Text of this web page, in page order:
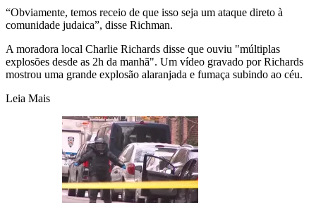
“Obviamente, temos receio de que isso seja um ataque direto à
comunidade judaica”, disse Richman.
A moradora local Charlie Richards disse que ouviu "múltiplas
explosões desde as 2h da manhã". Um vídeo gravado por Richards
mostrou uma grande explosão alaranjada e fumaça subindo ao céu.
Leia Mais